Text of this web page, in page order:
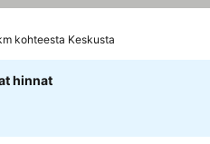
kohteesta Keskusta
hinnat